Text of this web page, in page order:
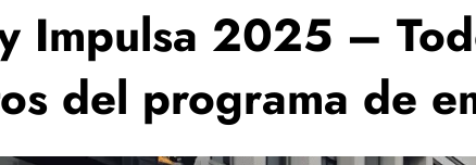
Impulsa 2025 –
del programa de